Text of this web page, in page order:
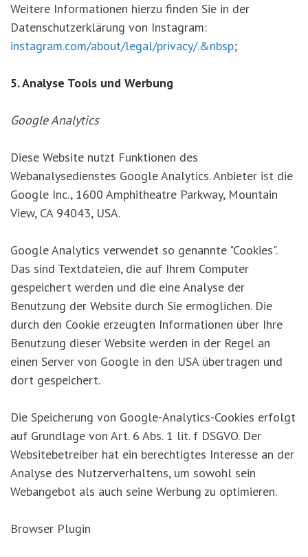
Weitere Informationen hierzu finden Sie in der
Datenschutzerklärung von Instagram:
instagram.com/about/legal/privacy/.&nbsp;
5. Analyse Tools und Werbung
Google Analytics
Diese Website nutzt Funktionen des
Webanalysedienstes Google Analytics. Anbieter ist die
Google Inc., 1600 Amphitheatre Parkway, Mountain
View, CA 94043, USA.
Google Analytics verwendet so genannte "Cookies".
Das sind Textdateien, die auf Ihrem Computer
gespeichert werden und die eine Analyse der
Benutzung der Website durch Sie ermöglichen. Die
durch den Cookie erzeugten Informationen über Ihre
Benutzung dieser Website werden in der Regel an
einen Server von Google in den USA übertragen und
dort gespeichert.
Die Speicherung von Google-Analytics-Cookies erfolgt
auf Grundlage von Art. 6 Abs. 1 lit. f DSGVO. Der
Websitebetreiber hat ein berechtigtes Interesse an der
Analyse des Nutzerverhaltens, um sowohl sein
Webangebot als auch seine Werbung zu optimieren.
Browser Plugin